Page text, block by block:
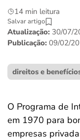
ferramentas
14 min leitura
Salvar artigo
Atualização: 30/07/
Publicação: 09/02/
direitos e
O Programa de
em 1970 para
empresas